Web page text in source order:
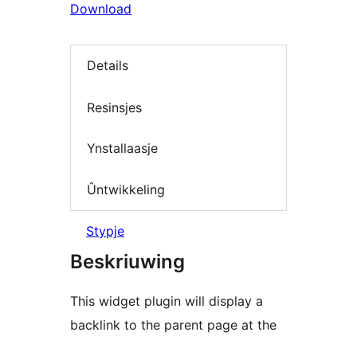
Download
Details
Resinsjes
Ynstallaasje
Ûntwikkeling
Stypje
Beskriuwing
This widget plugin will display a
backlink to the parent page at the